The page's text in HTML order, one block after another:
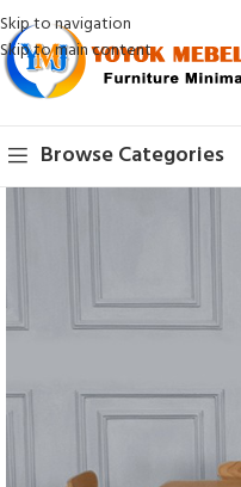
Skip to navigation
Skip to main content
Browse Categories